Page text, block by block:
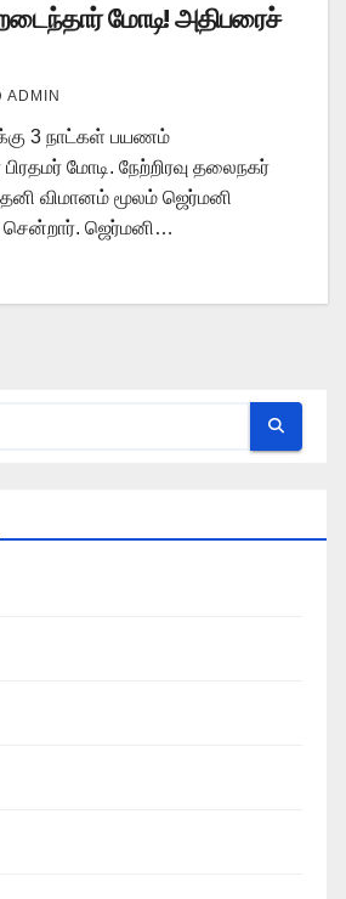
மோடி! அதிபரைச்
ADMIN
3 நாட்கள் பயணம்
மோடி. நேற்றிரவு தலைநகர்
தனி விமானம் மூலம் ஜெர்மனி
சென்றார். ஜெர்மனி…